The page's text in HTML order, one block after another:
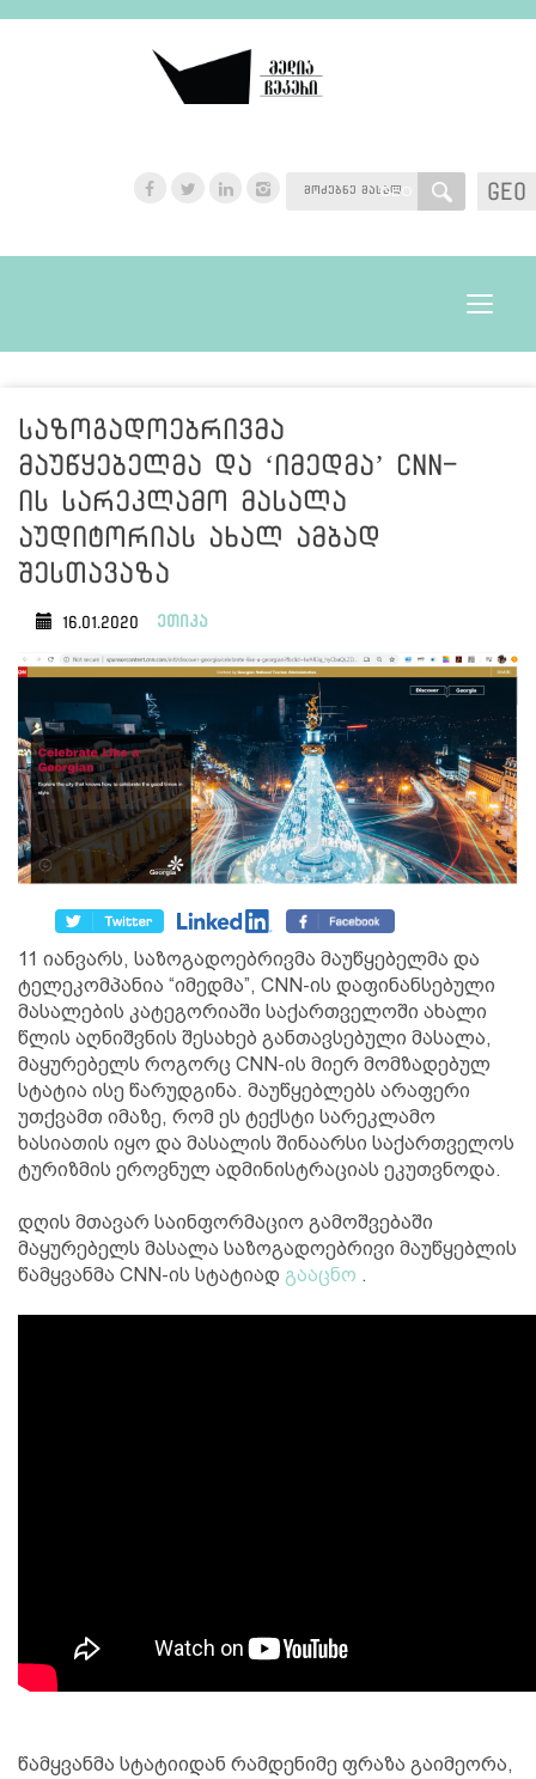
GEO
GEO
Toggle
საზოგადოებრივმა
მაუწყებელმა და ‘იმედმა’ CNN-
ის სარეკლამო მასალა
აუდიტორიას ახალ ამბად
შესთავაზა
16.01.2020 ეთიკა
11 იანვარს, საზოგადოებრივმა მაუწყებელმა და
ტელეკომპანია “იმედმა”, CNN-ის დაფინანსებული
მასალების კატეგორიაში საქართველოში ახალი
წლის აღნიშვნის შესახებ განთავსებული მასალა,
მაყურებელს როგორც CNN-ის მიერ მომზადებულ
სტატია ისე წარუდგინა. მაუწყებლებს არაფერი
უთქვამთ იმაზე, რომ ეს ტექსტი სარეკლამო
ხასიათის იყო და მასალის შინაარსი საქართველოს
ტურიზმის ეროვნულ ადმინისტრაციას ეკუთვნოდა.
დღის მთავარ საინფორმაციო გამოშვებაში
მაყურებელს მასალა საზოგადოებრივი მაუწყებლის
წამყვანმა CNN-ის სტატიად გააცნო .
წამყვანმა სტატიიდან რამდენიმე ფრაზა გაიმეორა,